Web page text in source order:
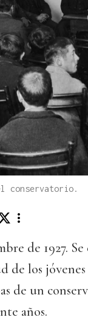
conservatorio.
de 1927.
de los jóvenes
de un
años.